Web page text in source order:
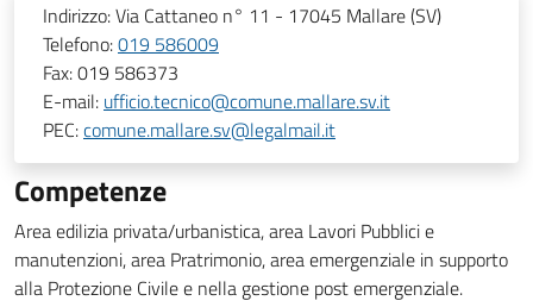
Indirizzo:Via Cattaneo n° 11 - 17045 Mallare (SV)
Telefono:019 586009
Fax:019 586373
E-mail: ufficio.tecnico@comune.mallare.sv.it
PEC:comune.mallare.sv@legalmail.it
Competenze
Area edilizia privata/urbanistica, area Lavori Pubblici e
manutenzioni, area Pratrimonio, area emergenziale in supporto
alla Protezione Civile e nella gestione post emergenziale.